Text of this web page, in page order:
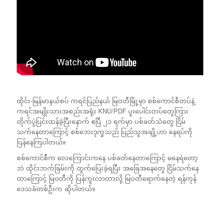
ထိုင်း-မြန်မာနယ်စပ် ကရင်ပြည်နယ် မြဝတီမြို့မှာ စစ်ကောင်စီတပ်နဲ့
ကရင်အမျိုးသားအစည်းအရုံး KNU/PDF ပူးပေါင်းတပ်တွေကြား
တိုက်ပွဲပြင်းထန်ခဲ့ပြီးနောက် ဧပြီ ၂၁ ရက်မှာ ပစ်ခတ်သံတွေ ငြိမ်
သက်နေတာကြောင့် စစ်ဘေးဒုက္ခသည် ပြည်သူအချို့ဟာ နေရပ်ကို
ပြန်နေကြပါတယ်။
စစ်ကောင်စီက လေကြောင်းကနေ ပစ်ခတ်နေတာကြောင့် မနေရဲတော့
ဘဲ ထိုင်းဘက်ခြမ်းကို ထွက်ပြေးခဲ့ရပြီး အခြေအနေတွေ ငြိမ်သက်နေ
တာကြောင့် မြဝတီကို ပြန်ကူးလာတာလို့ မြဝတီရောက်နေတဲ့ ရန်ကုန်
ဒေသခံတစ်ဦးက ဆိုပါတယ်။